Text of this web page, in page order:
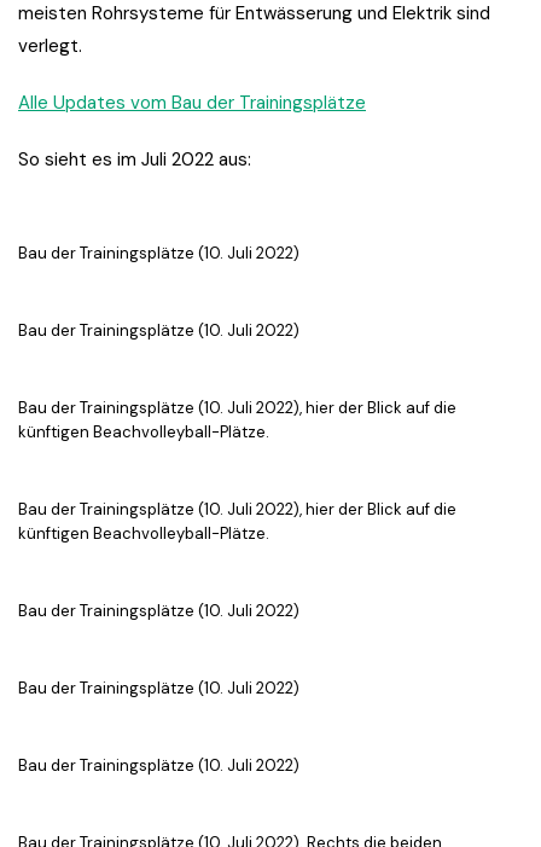
meisten Rohrsysteme für Entwässerung und Elektrik sind
verlegt.
Alle Updates vom Bau der Trainingsplätze
So sieht es im Juli 2022 aus:
Bau der Trainingsplätze (10. Juli 2022)
Bau der Trainingsplätze (10. Juli 2022)
Bau der Trainingsplätze (10. Juli 2022), hier der Blick auf die
künftigen Beachvolleyball-Plätze.
Bau der Trainingsplätze (10. Juli 2022), hier der Blick auf die
künftigen Beachvolleyball-Plätze.
Bau der Trainingsplätze (10. Juli 2022)
Bau der Trainingsplätze (10. Juli 2022)
Bau der Trainingsplätze (10. Juli 2022)